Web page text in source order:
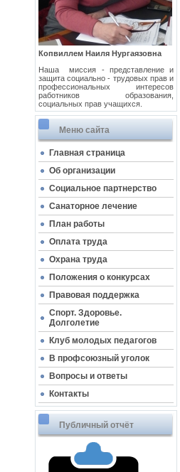
Копвиллем Наиля Нургаязовна
Наша миссия - представление и
защита социально - трудовых прав и
профессиональных интересов
работников образования,
социальных прав учащихся.
Меню сайта
Главная страница
Об организации
Социальное партнерство
Cанаторное лечение
План работы
Оплата труда
Охрана труда
Положения о конкурсах
Правовая поддержка
Спорт. Здоровье.
Долголетие
Клуб молодых педагогов
В профсоюзный уголок
Вопросы и ответы
Контакты
Публичный отчёт